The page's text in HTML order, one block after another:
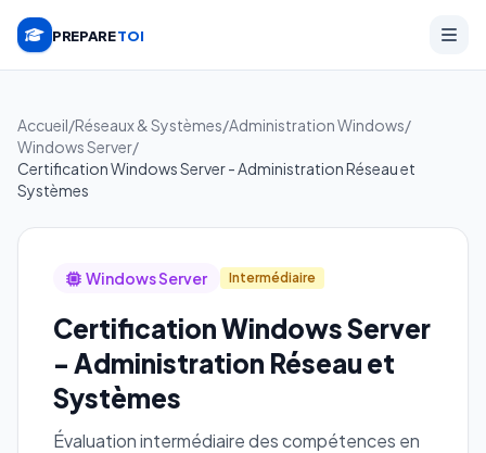
PREPARETOI
Accueil/Réseaux & Systèmes/Administration Windows/
Windows Server/
Certification Windows Server - Administration Réseau et
Systèmes
Windows Server Intermédiaire
Certification Windows Server
- Administration Réseau et
Systèmes
Évaluation intermédiaire des compétences en